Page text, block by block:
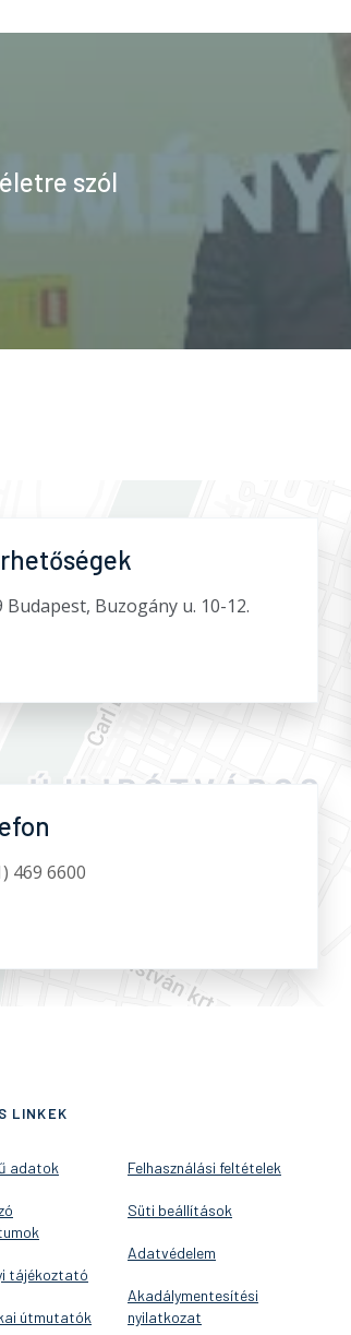
szól
Budapest, Buzogány u. 10-12.
469 6600
LINKEK
adatok
tájékoztató
útmutatók
Felhasználási feltételek
Süti beállítások
Adatvédelem
Akadálymentesítési
nyilatkozat